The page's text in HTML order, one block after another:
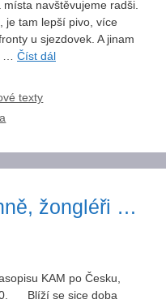
navštěvujeme radši.
je tam lepší pivo, více
u sjezdovek. A jinam
… Číst dál
texty
žongléři …
KAM po Česku,
Blíží se sice doba